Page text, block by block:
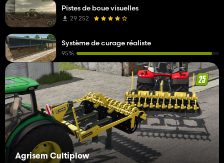
Agrisem Cultiplow
Pistes de boue visuelles
29 252
Système de curage réaliste
95%